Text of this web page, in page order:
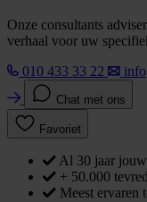
Onze consultants
verhaal voor uw
010 433 33 22
Chat met ons
Favoriet
Al 30 jaar
+ 50.000
Meest ervaren